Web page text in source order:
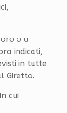
o a
indicati,
in tutte
Giretto.
cui